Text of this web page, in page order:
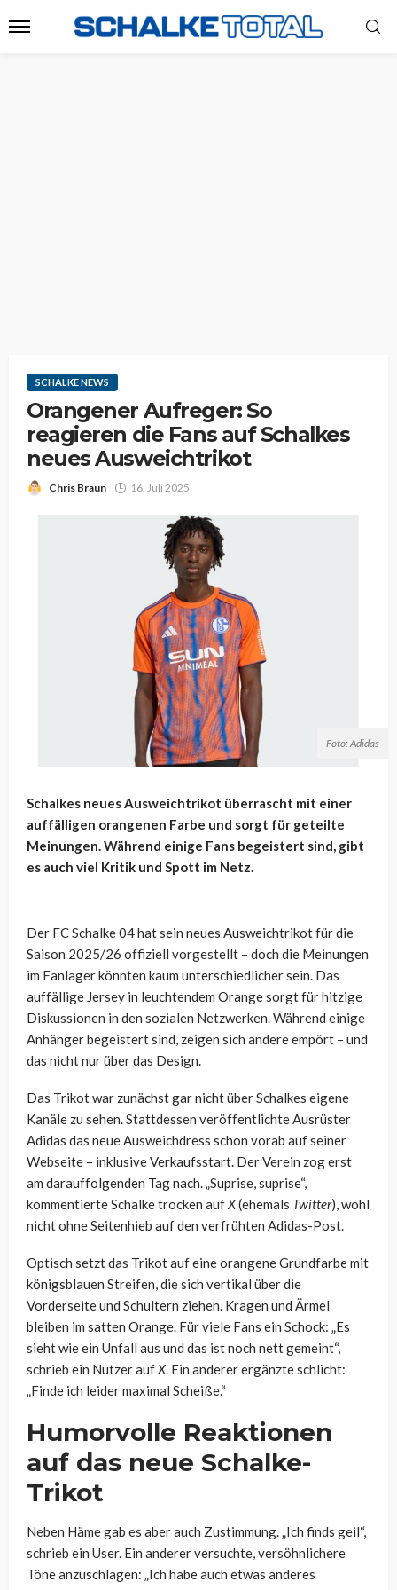
SCHALKE NEWS
Orangener Aufreger: So
reagieren die Fans auf Schalkes
neues Ausweichtrikot
Chris Braun 16. Juli 2025
Foto: Adidas
Schalkes neues Ausweichtrikot überrascht mit einer
auffälligen orangenen Farbe und sorgt für geteilte
Meinungen. Während einige Fans begeistert sind, gibt
es auch viel Kritik und Spott im Netz.
Der FC Schalke 04 hat sein neues Ausweichtrikot für die
Saison 2025/26 offiziell vorgestellt – doch die Meinungen
im Fanlager könnten kaum unterschiedlicher sein. Das
auffällige Jersey in leuchtendem Orange sorgt für hitzige
Diskussionen in den sozialen Netzwerken. Während einige
Anhänger begeistert sind, zeigen sich andere empört – und
das nicht nur über das Design.
Das Trikot war zunächst gar nicht über Schalkes eigene
Kanäle zu sehen. Stattdessen veröffentlichte Ausrüster
Adidas das neue Ausweichdress schon vorab auf seiner
Webseite – inklusive Verkaufsstart. Der Verein zog erst
am darauffolgenden Tag nach. „Suprise, suprise“,
kommentierte Schalke trocken aufX(ehemals Twitter), wohl
nicht ohne Seitenhieb auf den verfrühten Adidas-Post.
Optisch setzt das Trikot auf eine orangene Grundfarbe mit
königsblauen Streifen, die sich vertikal über die
Vorderseite und Schultern ziehen. Kragen und Ärmel
bleiben im satten Orange. Für viele Fans ein Schock: „Es
sieht wie ein Unfall aus und das ist noch nett gemeint“,
schrieb ein Nutzer aufX. Ein anderer ergänzte schlicht:
„Finde ich leider maximal Scheiße.“
Humorvolle Reaktionen
auf das neue Schalke-
Trikot
Neben Häme gab es aber auch Zustimmung. „Ich finds geil“,
schrieb ein User. Ein anderer versuchte, versöhnlichere
Töne anzuschlagen: „Ich habe auch etwas anderes